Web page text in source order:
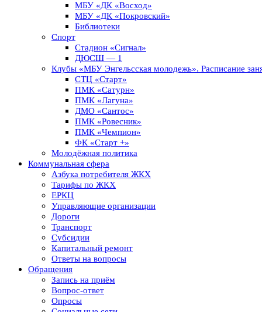
МБУ «ДК «Восход»
МБУ «ДК «Покровский»
Библиотеки
Спорт
Стадион «Сигнал»
ДЮСШ — 1
Клубы «МБУ Энгельсская молодежь». Расписание
СТЦ «Старт»
ПМК «Сатурн»
ПМК «Лагуна»
ДМО «Сантос»
ПМК «Ровесник»
ПМК «Чемпион»
ФК «Старт +»
Молодёжная политика
Коммунальная сфера
Азбука потребителя ЖКХ
Тарифы по ЖКХ
ЕРКЦ
Управляющие организации
Дороги
Транспорт
Субсидии
Капитальный ремонт
Ответы на вопросы
Обращения
Запись на приём
Вопрос-ответ
Опросы